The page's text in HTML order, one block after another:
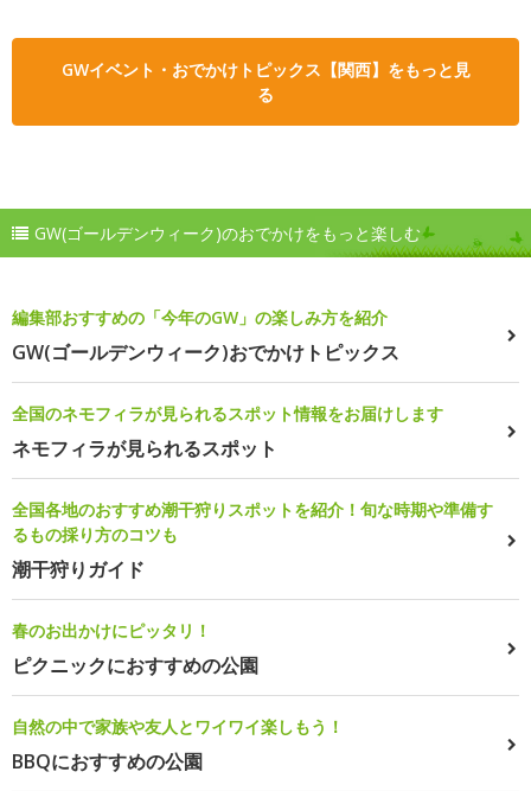
GWイベント・おでかけトピックス【関西】をもっと見
る
GW(ゴールデンウィーク)のおでかけをもっと楽しむ
編集部おすすめの「今年のGW」の楽しみ方を紹介
GW(ゴールデンウィーク)おでかけトピックス
全国のネモフィラが見られるスポット情報をお届けします
ネモフィラが見られるスポット
全国各地のおすすめ潮干狩りスポットを紹介！旬な時期や準備す
るもの採り方のコツも
潮干狩りガイド
春のお出かけにピッタリ！
ピクニックにおすすめの公園
自然の中で家族や友人とワイワイ楽しもう！
BBQにおすすめの公園